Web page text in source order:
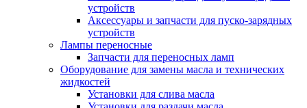
устройств
Аксессуары и запчасти для пуско-зарядных
устройств
Лампы переносные
Запчасти для переносных ламп
Оборудование для замены масла и технических
жидкостей
Установки для слива масла